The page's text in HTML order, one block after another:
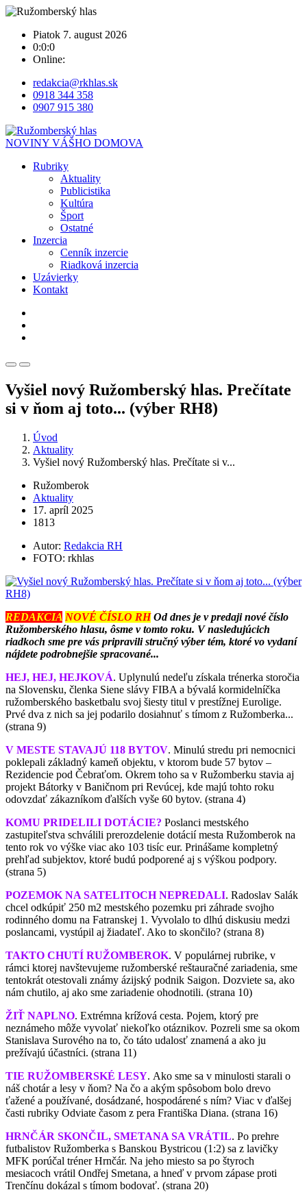
Piatok 7. august 2026
0:0:0
Online:
redakcia@rkhlas.sk
0918 344 358
0907 915 380
NOVINY VÁŠHO DOMOVA
Rubriky
Aktuality
Publicistika
Kultúra
Šport
Ostatné
Inzercia
Cenník inzercie
Riadková inzercia
Uzávierky
Kontakt
Vyšiel nový Ružomberský hlas. Prečítate
si v ňom aj toto... (výber RH8)
Úvod
Aktuality
Vyšiel nový Ružomberský hlas. Prečítate si v...
Ružomberok
Aktuality
17. apríl 2025
1813
Autor: Redakcia RH
FOTO: rkhlas
REDAKCIA NOVÉ ČÍSLO RHOd dnes je v predaji nové číslo
Ružomberského hlasu, ôsme v tomto roku. V nasledujúcich
riadkoch sme pre vás pripravili stručný výber tém, ktoré vo vydaní
nájdete podrobnejšie spracované...
HEJ, HEJ, HEJKOVÁ. Uplynulú nedeľu získala trénerka storočia
na Slovensku, členka Siene slávy FIBA a bývalá kormidelníčka
ružomberského basketbalu svoj šiesty titul v prestížnej Eurolige.
Prvé dva z nich sa jej podarilo dosiahnuť s tímom z Ružomberka...
(strana 9)
V MESTE STAVAJÚ 118 BYTOV. Minulú stredu pri nemocnici
poklepali základný kameň objektu, v ktorom bude 57 bytov –
Rezidencie pod Čebraťom. Okrem toho sa v Ružomberku stavia aj
projekt Bátorky v Baničnom pri Revúcej, kde majú tohto roku
odovzdať zákazníkom ďalších vyše 60 bytov. (strana 4)
KOMU PRIDELILI DOTÁCIE? Poslanci mestského
zastupiteľstva schválili prerozdelenie dotácií mesta Ružomberok na
tento rok vo výške viac ako 103 tisíc eur. Prinášame kompletný
prehľad subjektov, ktoré budú podporené aj s výškou podpory.
(strana 5)
POZEMOK NA SATELITOCH NEPREDALI. Radoslav Salák
chcel odkúpiť 250 m2 mestského pozemku pri záhrade svojho
rodinného domu na Fatranskej 1. Vyvolalo to dlhú diskusiu medzi
poslancami, vystúpil aj žiadateľ. Ako to skončilo? (strana 8)
TAKTO CHUTÍ RUŽOMBEROK. V populárnej rubrike, v
rámci ktorej navštevujeme ružomberské reštauračné zariadenia, sme
tentokrát otestovali známy ázijský podnik Saigon. Dozviete sa, ako
nám chutilo, aj ako sme zariadenie ohodnotili. (strana 10)
ŽIŤ NAPLNO. Extrémna krížová cesta. Pojem, ktorý pre
neznámeho môže vyvolať niekoľko otáznikov. Pozreli sme sa okom
Stanislava Surového na to, čo táto udalosť znamená a ako ju
prežívajú účastníci. (strana 11)
TIE RUŽOMBERSKÉ LESY. Ako sme sa v minulosti starali o
náš chotár a lesy v ňom? Na čo a akým spôsobom bolo drevo
ťažené a používané, dosádzané, hospodárené s ním? Viac v ďalšej
časti rubriky Odviate časom z pera Františka Diana. (strana 16)
HRNČÁR SKONČIL, SMETANA SA VRÁTIL. Po prehre
futbalistov Ružomberka s Banskou Bystricou (1:2) sa z lavičky
MFK porúčal tréner Hrnčár. Na jeho miesto sa po štyroch
mesiacoch vrátil Ondřej Smetana, a hneď v prvom zápase proti
Trenčínu dokázal s tímom bodovať. (strana 20)